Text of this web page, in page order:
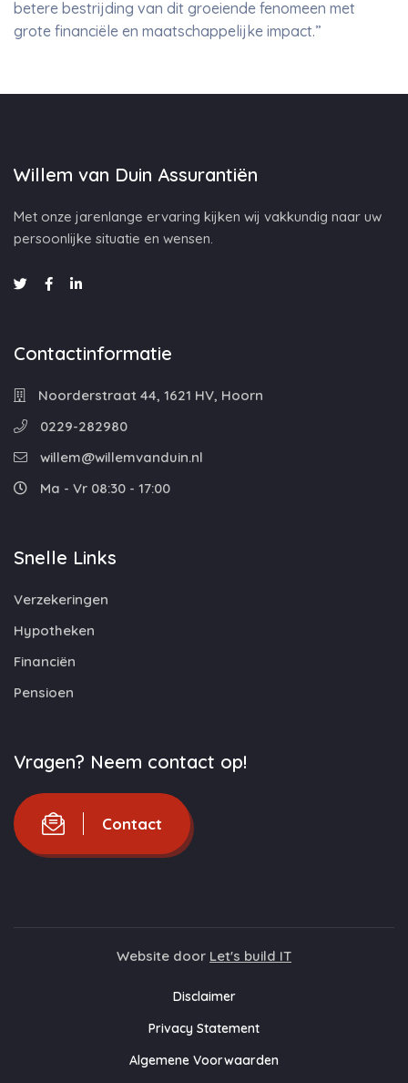
betere bestrijding van dit groeiende fenomeen met
grote financiële en maatschappelijke impact.”
Willem van Duin Assurantiën
Met onze jarenlange ervaring kijken wij vakkundig naar uw
persoonlijke situatie en wensen.
Contactinformatie
Noorderstraat 44, 1621 HV, Hoorn
0229-282980
willem@willemvanduin.nl
Ma - Vr 08:30 - 17:00
Snelle Links
Verzekeringen
Hypotheken
Financiën
Pensioen
Vragen? Neem contact op!
Contact
Website door Let's build IT
Disclaimer
Privacy Statement
Algemene Voorwaarden